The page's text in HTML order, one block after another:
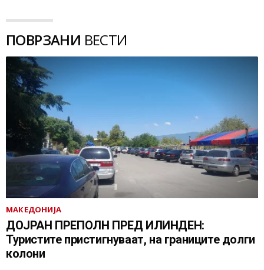
ПОВРЗАНИ ВЕСТИ
МАКЕДОНИЈА
ДОЈРАН ПРЕПОЛН ПРЕД ИЛИНДЕН:
Туристите пристигнуваат, на границите долги
колони